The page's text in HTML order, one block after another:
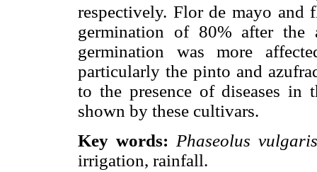
respectively. Flor de mayo and
germination of 80% after the
germination was more
particularly the pinto and
to the presence of diseases
shown by these cultivars.
Key words: Phaseolus
irrigation, rainfall.